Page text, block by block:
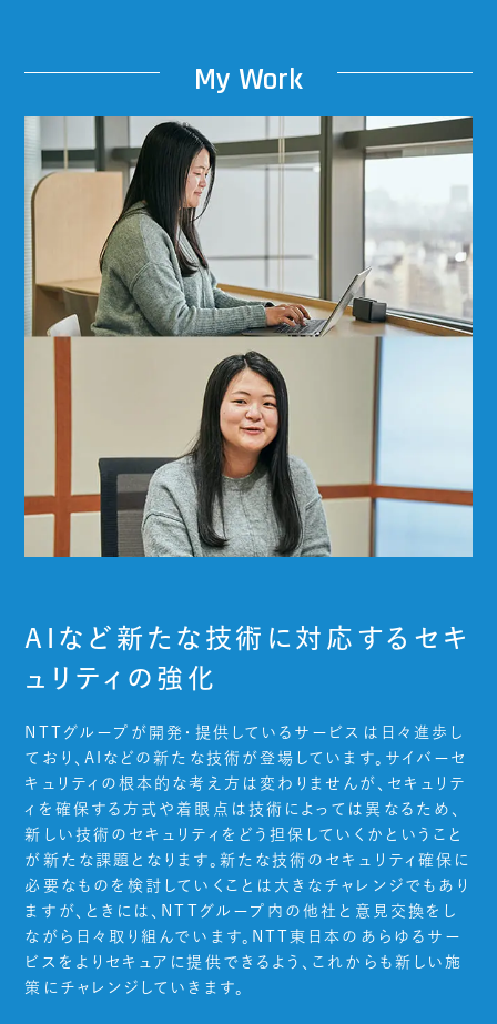
My Work
AIなど新たな技術に対応するセキ
ュリティの強化
NTTグループが開発・提供しているサービスは日々進歩し
ており、AIなどの新たな技術が登場しています。サイバーセ
キュリティの根本的な考え方は変わりませんが、セキュリテ
ィを確保する方式や着眼点は技術によっては異なるため、
新しい技術のセキュリティをどう担保していくかということ
が新たな課題となります。新たな技術のセキュリティ確保に
必要なものを検討していくことは大きなチャレンジでもあり
ますが、ときには、NTTグループ内の他社と意見交換をし
ながら日々取り組んでいます。NTT東日本のあらゆるサー
ビスをよりセキュアに提供できるよう、これからも新しい施
策にチャレンジしていきます。